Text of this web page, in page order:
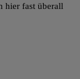
hier fast überall